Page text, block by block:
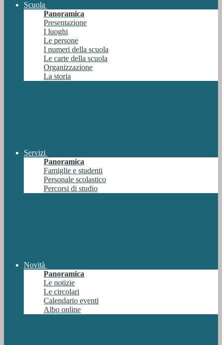
Scuola
Panoramica
Presentazione
I luoghi
Le persone
I numeri della scuola
Le carte della scuola
Organizzazione
La storia
Servizi
Panoramica
Famiglie e studenti
Personale scolastico
Percorsi di studio
Novità
Panoramica
Le notizie
Le circolari
Calendario eventi
Albo online